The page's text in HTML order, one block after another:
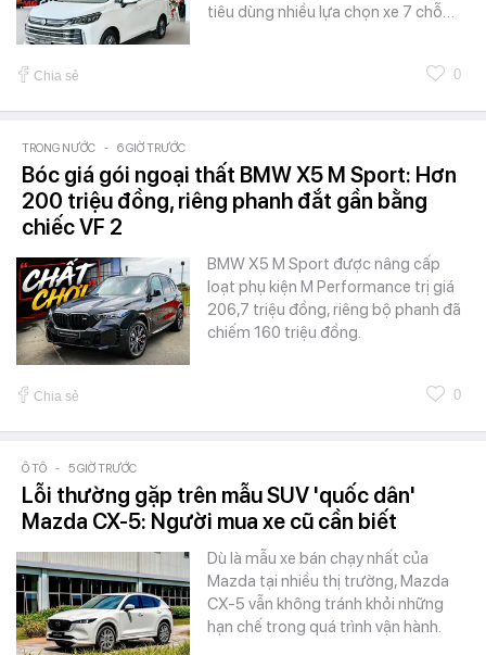
tiêu dùng nhiều lựa chọn xe 7 chỗ…
Chia sẻ 0
TRONG NƯỚC - 6 GIỜ TRƯỚC
Bóc giá gói ngoại thất BMW X5 M Sport: Hơn
200 triệu đồng, riêng phanh đắt gần bằng
chiếc VF 2
BMW X5 M Sport được nâng cấp
loạt phụ kiện M Performance trị giá
206,7 triệu đồng, riêng bộ phanh đã
chiếm 160 triệu đồng.
Chia sẻ 0
Ô TÔ - 5 GIỜ TRƯỚC
Lỗi thường gặp trên mẫu SUV 'quốc dân'
Mazda CX-5: Người mua xe cũ cần biết
Dù là mẫu xe bán chạy nhất của
Mazda tại nhiều thị trường, Mazda
CX-5 vẫn không tránh khỏi những
hạn chế trong quá trình vận hành.